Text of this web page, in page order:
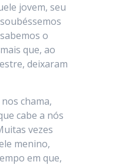
jovem, seu
o
que, ao
deixaram
chama,
cabe a nós
vezes
menino,
em que,